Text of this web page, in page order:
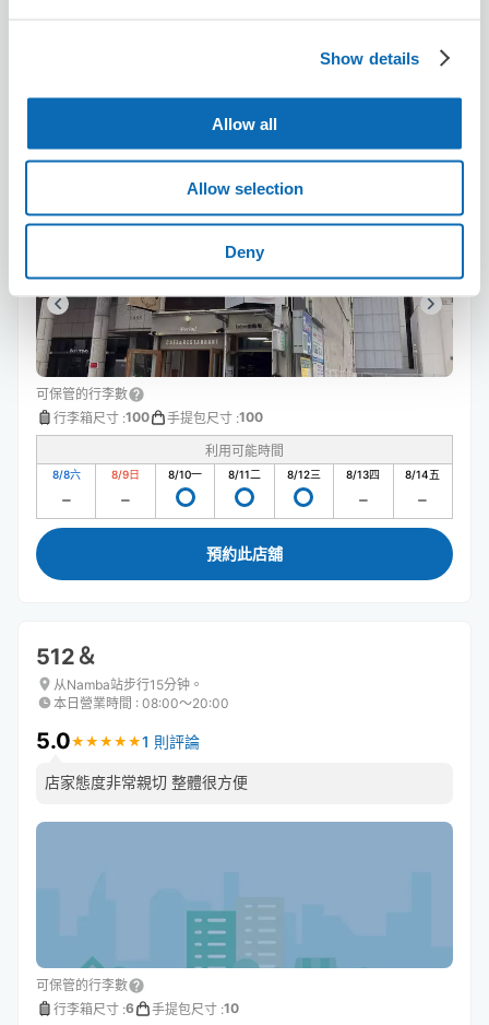
Show details
Allow all
Allow selection
Deny
Sato Real Estate Advisor
从Shinsaibashi站步行1分钟。
可保管的行李數
行李箱尺寸 :100 手提包尺寸 :100
利用可能時間
8/8六 8/9日 8/10一 8/11二 8/12三 8/13四 8/14五
預約此店舖
512＆
从Namba站步行15分钟。
本日營業時間 : 08:00〜20:00
5.0★ ★ ★ ★ ★
★ ★ ★ ★ ★1 則評論
店家態度非常親切 整體很方便
可保管的行李數
行李箱尺寸 :6 手提包尺寸 :10